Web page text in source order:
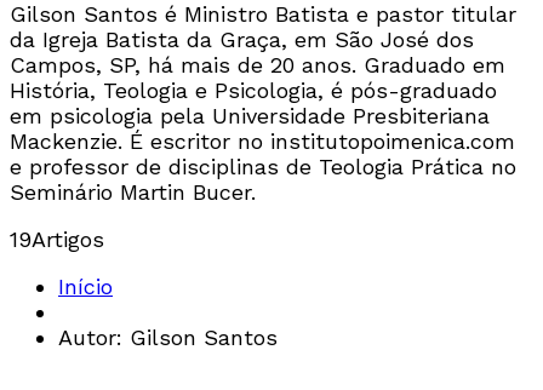
Gilson Santos é Ministro Batista e pastor titular
da Igreja Batista da Graça, em São José dos
Campos, SP, há mais de 20 anos. Graduado em
História, Teologia e Psicologia, é pós-graduado
em psicologia pela Universidade Presbiteriana
Mackenzie. É escritor no institutopoimenica.com
e professor de disciplinas de Teologia Prática no
Seminário Martin Bucer.
19Artigos
Início
Autor: Gilson Santos